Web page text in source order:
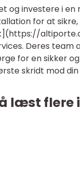
og investere i
for at
Deres
for en sikker
skridt mod
læst